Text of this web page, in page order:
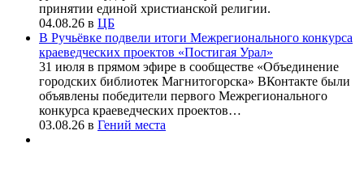
принятии единой христианской религии.
04.08.26 в ЦБ
В Ручьёвке подвели итоги Межрегионального конкурса
краеведческих проектов «Постигая Урал»
31 июля в прямом эфире в сообществе «Объединение
городских библиотек Магнитогорска» ВКонтакте были
объявлены победители первого Межрегионального
конкурса краеведческих проектов…
03.08.26 в Гений места